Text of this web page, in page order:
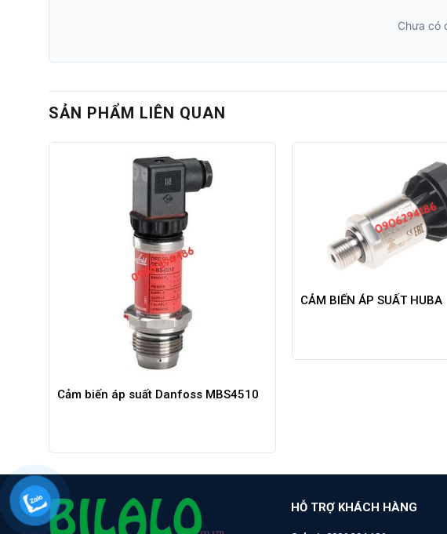
Chưa có
SẢN PHẨM LIÊN QUAN
Cảm biến áp suất Danfoss MBS4510
CẢM BIẾN ÁP SUẤT HUBA
HỖ TRỢ KHÁCH HÀNG